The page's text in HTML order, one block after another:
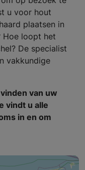
u voor hout
plaatsen in
Hoe loopt het
De specialist
vakkundige
van uw
vindt u alle
in en om